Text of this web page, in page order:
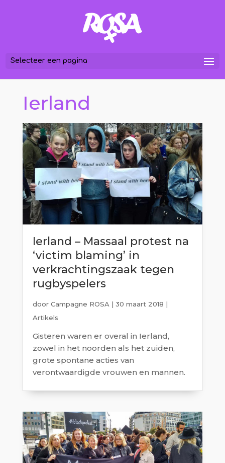
Selecteer een pagina
Ierland
Ierland – Massaal protest na
‘victim blaming’ in
verkrachtingszaak tegen
rugbyspelers
door Campagne ROSA | 30 maart 2018 |
Artikels
Gisteren waren er overal in Ierland,
zowel in het noorden als het zuiden,
grote spontane acties van
verontwaardigde vrouwen en mannen.